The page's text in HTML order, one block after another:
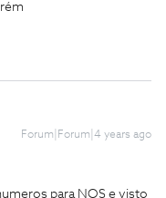
Forum|Forum|4 years ago
para NOS e visto